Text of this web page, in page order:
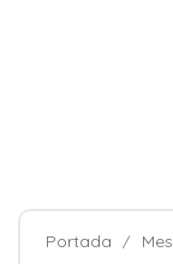
Portada Mes